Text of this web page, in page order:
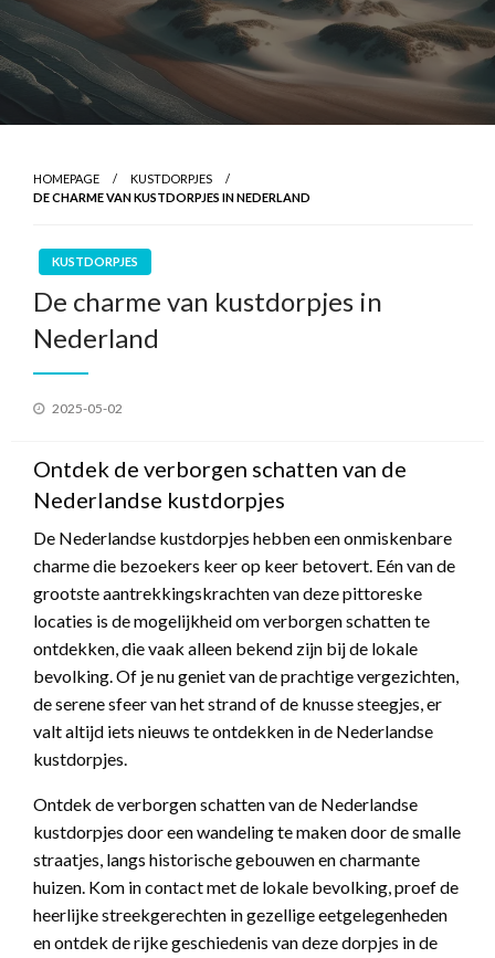
HOMEPAGE
KUSTDORPJES
DE CHARME VAN KUSTDORPJES IN NEDERLAND
KUSTDORPJES
De charme van kustdorpjes in
Nederland
Geplaatst
2025-05-02
Ontdek de verborgen schatten van de
Nederlandse kustdorpjes
De Nederlandse kustdorpjes hebben een onmiskenbare
charme die bezoekers keer op keer betovert. Eén van de
grootste aantrekkingskrachten van deze pittoreske
locaties is de mogelijkheid om verborgen schatten te
ontdekken, die vaak alleen bekend zijn bij de lokale
bevolking. Of je nu geniet van de prachtige vergezichten,
de serene sfeer van het strand of de knusse steegjes, er
valt altijd iets nieuws te ontdekken in de Nederlandse
kustdorpjes.
Ontdek de verborgen schatten van de Nederlandse
kustdorpjes door een wandeling te maken door de smalle
straatjes, langs historische gebouwen en charmante
huizen. Kom in contact met de lokale bevolking, proef de
heerlijke streekgerechten in gezellige eetgelegenheden
en ontdek de rijke geschiedenis van deze dorpjes in de